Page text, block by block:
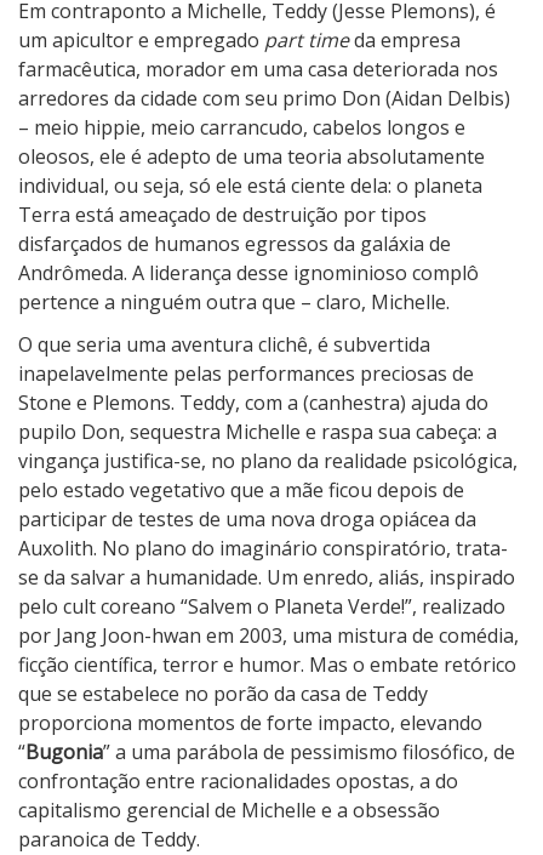
Em contraponto a Michelle, Teddy (Jesse Plemons), é
um apicultor e empregado part timeda empresa
farmacêutica, morador em uma casa deteriorada nos
arredores da cidade com seu primo Don (Aidan Delbis)
– meio hippie, meio carrancudo, cabelos longos e
oleosos, ele é adepto de uma teoria absolutamente
individual, ou seja, só ele está ciente dela: o planeta
Terra está ameaçado de destruição por tipos
disfarçados de humanos egressos da galáxia de
Andrômeda. A liderança desse ignominioso complô
pertence a ninguém outra que – claro, Michelle.
O que seria uma aventura clichê, é subvertida
inapelavelmente pelas performances preciosas de
Stone e Plemons. Teddy, com a (canhestra) ajuda do
pupilo Don, sequestra Michelle e raspa sua cabeça: a
vingança justifica-se, no plano da realidade psicológica,
pelo estado vegetativo que a mãe ficou depois de
participar de testes de uma nova droga opiácea da
Auxolith. No plano do imaginário conspiratório, trata-
se da salvar a humanidade. Um enredo, aliás, inspirado
pelo cult coreano “Salvem o Planeta Verde!”, realizado
por Jang Joon-hwan em 2003, uma mistura de comédia,
ficção científica, terror e humor. Mas o embate retórico
que se estabelece no porão da casa de Teddy
proporciona momentos de forte impacto, elevando
“Bugonia” a uma parábola de pessimismo filosófico, de
confrontação entre racionalidades opostas, a do
capitalismo gerencial de Michelle e a obsessão
paranoica de Teddy.